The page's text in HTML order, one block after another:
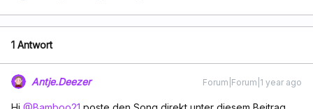
1 Antwort
Antje.Deezer Forum|Forum|1 year ago